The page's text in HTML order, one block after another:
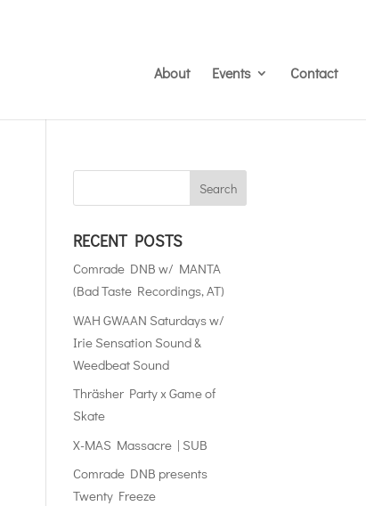
About Events Contact
RECENT POSTS
Comrade DNB w/ MANTA
(Bad Taste Recordings, AT)
WAH GWAAN Saturdays w/
Irie Sensation Sound &
Weedbeat Sound
Thräsher Party x Game of
Skate
X-MAS Massacre | SUB
Comrade DNB presents
Twenty Freeze